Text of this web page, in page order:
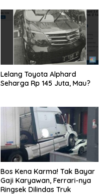
Lelang Toyota Alphard
Seharga Rp 145 Juta, Mau?
Bos Kena Karma! Tak Bayar
Gaji Karyawan, Ferrari-nya
Ringsek Dilindas Truk